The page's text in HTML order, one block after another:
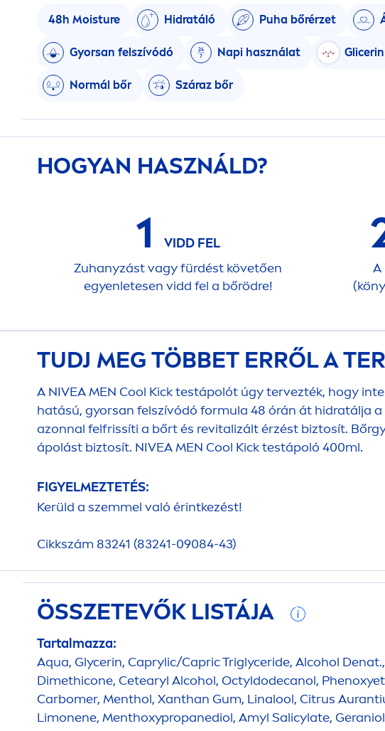
48h Moisture Hidratáló Puha bőrérzet
Gyorsan felszívódó Napi használat Glicerin
Normál bőr Száraz bőr
HOGYAN HASZNÁLD?
1
VIDD FEL
Zuhanyzást vagy fürdést követően
egyenletesen vidd fel a bőrödre!
A
TUDJ MEG TÖBBET ERRŐL A
A NIVEAMEN Cool Kicktestápolót úgy tervezték, hogy
hatású, gyorsan felszívódó formula 48 órán át hidratálja
azonnal felfrissíti a bőrt és revitalizált érzést biztosít.
ápolást biztosít. NIVEAMEN Cool Kicktestápoló 400ml.
FIGYELMEZTETÉS:
Kerüld a szemmel való érintkezést!
Cikkszám 83241 (83241-09084-43)
ÖSSZETEVŐK LISTÁJA
Tartalmazza:
Aqua, Glycerin, Caprylic/Capric Triglyceride, Alcohol Denat.,
Dimethicone, Cetearyl Alcohol, Octyldodecanol,
Carbomer, Menthol, Xanthan Gum, Linalool, Citrus
Limonene, Menthoxypropanediol, Amyl Salicylate, Geraniol